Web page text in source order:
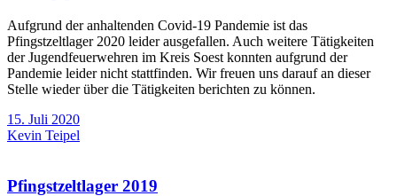
Aufgrund der anhaltenden Covid-19 Pandemie ist das
Pfingstzeltlager 2020 leider ausgefallen. Auch weitere Tätigkeiten
der Jugendfeuerwehren im Kreis Soest konnten aufgrund der
Pandemie leider nicht stattfinden. Wir freuen uns darauf an dieser
Stelle wieder über die Tätigkeiten berichten zu können.
15. Juli 2020
Kevin Teipel
Pfingstzeltlager 2019